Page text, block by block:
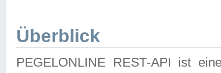
Überblick
PEGELONLINE REST-API ist